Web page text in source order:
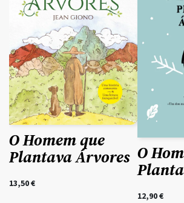
O Homem que
Plantava Árvores
13,50€
O
12,90€